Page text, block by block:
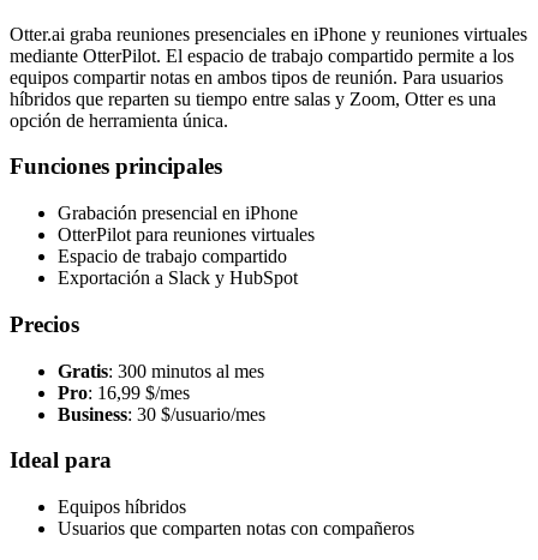
Otter.ai graba reuniones presenciales en iPhone y reuniones virtuales
mediante OtterPilot. El espacio de trabajo compartido permite a los
equipos compartir notas en ambos tipos de reunión. Para usuarios
híbridos que reparten su tiempo entre salas y Zoom, Otter es una
opción de herramienta única.
Funciones principales
Grabación presencial en iPhone
OtterPilot para reuniones virtuales
Espacio de trabajo compartido
Exportación a Slack y HubSpot
Precios
Gratis: 300 minutos al mes
Pro: 16,99 $/mes
Business: 30 $/usuario/mes
Ideal para
Equipos híbridos
Usuarios que comparten notas con compañeros